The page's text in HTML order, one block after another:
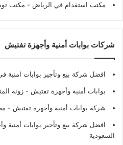
مكتب استقدام في الرياض - مكتب
شركات بوابات أمنية وأجهزة تفتيش
افضل شركة بيع وتأجير بوابات امنية
بوابات أمنية وأجهزة تفتيش - زونة
شركة بوابات أمنية وأجهزة تفتيش -
افضل شركة بيع وتأجير بوابات أمنية
السعودية